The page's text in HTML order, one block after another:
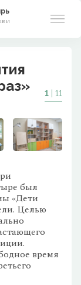
1 | 11
был
«Дети
Целью
время